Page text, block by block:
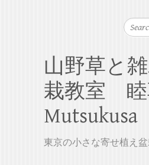
山野草と
栽教室
Mutsukusa
東京の小さな寄せ植え